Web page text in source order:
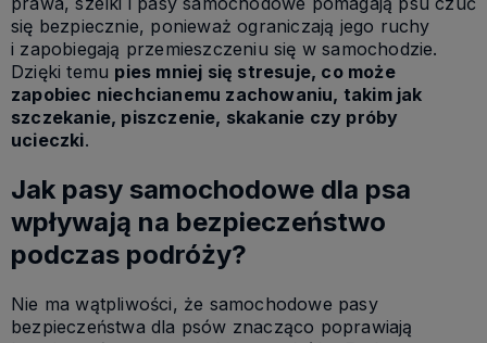
się bezpiecznie, ponieważ ograniczają jego ruchy
i zapobiegają przemieszczeniu się w samochodzie.
Dzięki temu pies mniej się stresuje, co może
zapobiec niechcianemu zachowaniu, takim jak
szczekanie, piszczenie, skakanie czy próby
ucieczki.
Jak pasy samochodowe dla psa
wpływają na bezpieczeństwo
podczas podróży?
Nie ma wątpliwości, że samochodowe pasy
bezpieczeństwa dla psów znacząco poprawiają